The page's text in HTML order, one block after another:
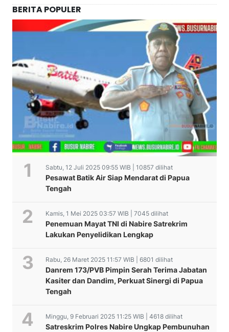
BERITA POPULER
Sabtu, 12 Juli 2025 09:55 WIB | 10857 dilihat
Pesawat Batik Air Siap Mendarat di Papua
Tengah
Kamis, 1 Mei 2025 03:57 WIB | 7045 dilihat
Penemuan Mayat TNI di Nabire Satrekrim
Lakukan Penyelidikan Lengkap
Rabu, 26 Maret 2025 11:57 WIB | 6801 dilihat
Danrem 173/PVB Pimpin Serah Terima Jabatan
Kasiter dan Dandim, Perkuat Sinergi di Papua
Tengah
Minggu, 9 Februari 2025 11:25 WIB | 4618 dilihat
Satreskrim Polres Nabire Ungkap Pembunuhan